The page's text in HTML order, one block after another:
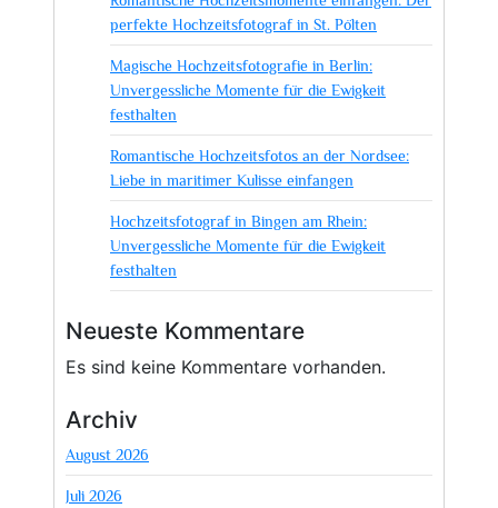
perfekte Hochzeitsfotograf in St. Pölten
Magische Hochzeitsfotografie in Berlin:
Unvergessliche Momente für die Ewigkeit
festhalten
Romantische Hochzeitsfotos an der Nordsee:
Liebe in maritimer Kulisse einfangen
Hochzeitsfotograf in Bingen am Rhein:
Unvergessliche Momente für die Ewigkeit
festhalten
Neueste Kommentare
Es sind keine Kommentare vorhanden.
Archiv
August 2026
Juli 2026